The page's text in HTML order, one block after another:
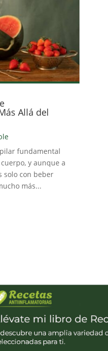
Allá del
fundamental
y aunque a
solo con beber
más...